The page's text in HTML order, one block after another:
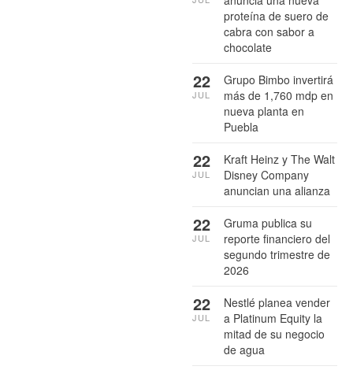
proteína de suero de
cabra con sabor a
chocolate
Grupo Bimbo invertirá
más de 1,760 mdp en
nueva planta en
Puebla
22
JUL
Kraft Heinz y The Walt
Disney Company
anuncian una alianza
22
JUL
Gruma publica su
reporte financiero del
segundo trimestre de
2026
22
JUL
Nestlé planea vender
a Platinum Equity la
mitad de su negocio
de agua
22
JUL